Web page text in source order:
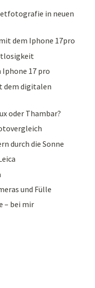
in neuen
dem Iphone 17pro
17 pro
dem digitalen
oder Thambar?
durch die Sonne
und Fülle
– bei mir